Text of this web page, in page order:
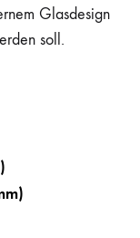
Glasdesign
soll.